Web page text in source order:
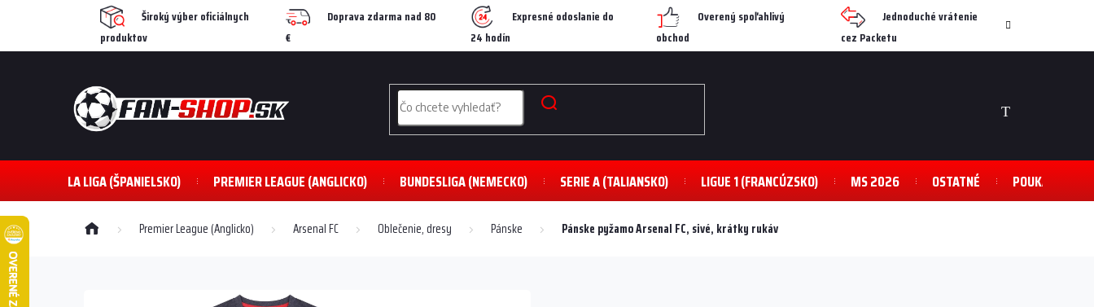
Široký výber oficiálnych
produktov
Doprava zdarma nad 80
€
Expresné odoslanie do
24 hodín
Overený spoľahlivý
obchod
Jednoduché vrátenie
cez Packetu
NÁKUPNÝ
LA LIGA (ŠPANIELSKO) PREMIER LEAGUE (ANGLICKO) BUNDESLIGA (NEMECKO) SERIE A (TALIANSKO) LIGUE 1 (FRANCÚZSKO) MS 2026 OSTATNÉ POUKAZY
Domov Premier League (Anglicko) Arsenal FC Oblečenie, dresy Pánske Pánske pyžamo Arsenal FC, sivé, krátky rukáv